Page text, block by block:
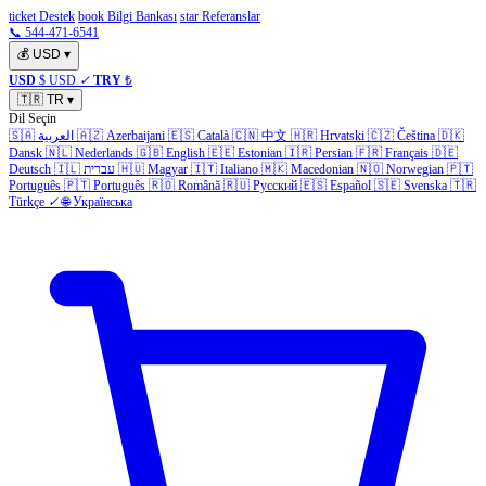
ticket Destek book Bilgi Bankası star Referanslar
📞 544-471-6541
💰 USD ▾
USD $ USD ✓ TRY ₺
🇹🇷 TR ▾
Dil Seçin
🇸🇦 العربية 🇦🇿 Azerbaijani 🇪🇸 Català 🇨🇳 中文 🇭🇷 Hrvatski 🇨🇿 Čeština 🇩🇰
Dansk 🇳🇱 Nederlands 🇬🇧 English 🇪🇪 Estonian 🇮🇷 Persian 🇫🇷 Français 🇩🇪
Deutsch 🇮🇱 עברית 🇭🇺 Magyar 🇮🇹 Italiano 🇲🇰 Macedonian 🇳🇴 Norwegian 🇵🇹
Português 🇵🇹 Português 🇷🇴 Română 🇷🇺 Русский 🇪🇸 Español 🇸🇪 Svenska 🇹🇷
Türkçe ✓ 🌐 Українська